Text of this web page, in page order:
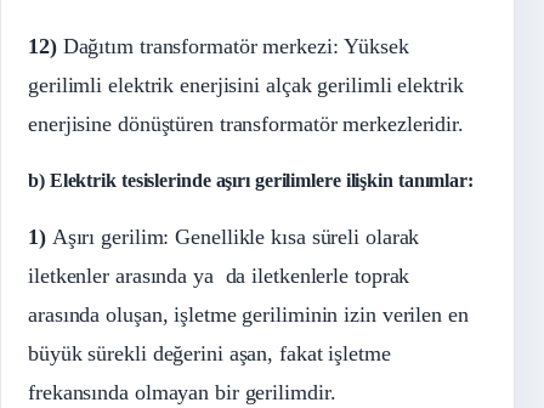
12)Dağıtım transformatör merkezi: Yüksek
gerilimli elektrik enerjisini alçak gerilimli elektrik
enerjisine dönüştüren transformatör merkezleridir.
b) Elektrik tesislerinde aşırı gerilimlere ilişkin tanımlar:
1)Aşırı gerilim: Genellikle kısa süreli olarak
iletkenler arasında ya da iletkenlerle toprak
arasında oluşan, işletme geriliminin izin verilen en
büyük sürekli değerini aşan, fakat işletme
frekansında olmayan bir gerilimdir.